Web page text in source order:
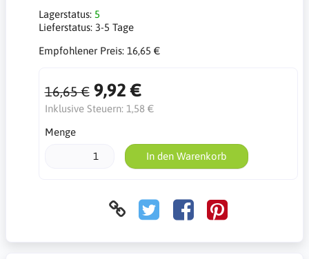
Lagerstatus: 5
Lieferstatus: 3-5 Tage
Empfohlener Preis: 16,65 €
16,65 € 9,92 €
Inklusive Steuern: 1,58 €
Menge
In den Warenkorb